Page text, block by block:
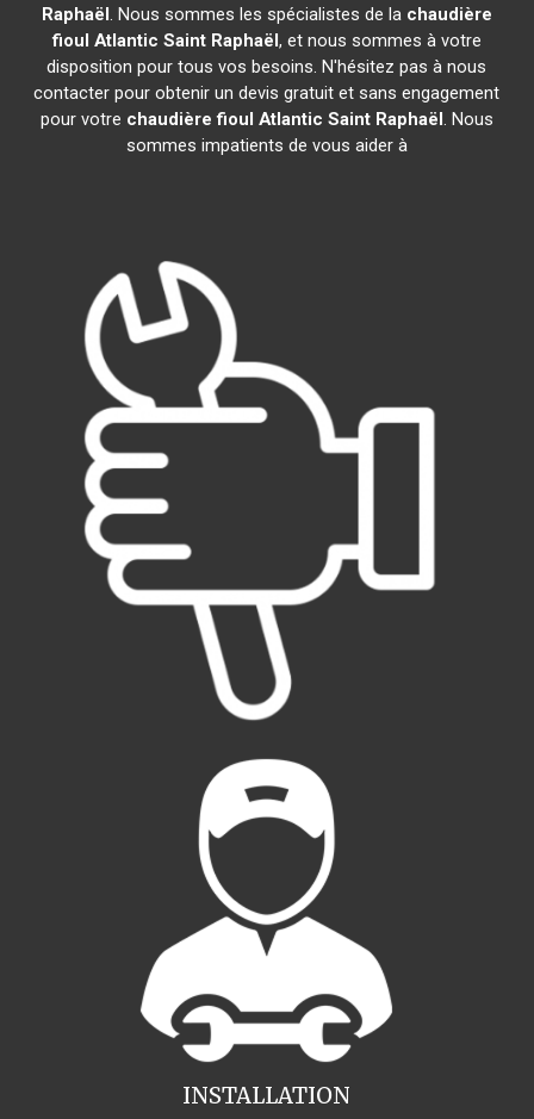
Raphaël. Nous sommes les spécialistes de la chaudière
fioul Atlantic Saint Raphaël, et nous sommes à votre
disposition pour tous vos besoins. N'hésitez pas à nous
contacter pour obtenir un devis gratuit et sans engagement
pour votre chaudière fioul Atlantic Saint Raphaël. Nous
sommes impatients de vous aider à
INSTALLATION